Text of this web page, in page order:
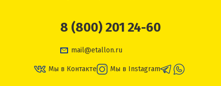
8 (800) 201 24-60
mail@etallon.ru
Мы в Контакте Мы в Instagram